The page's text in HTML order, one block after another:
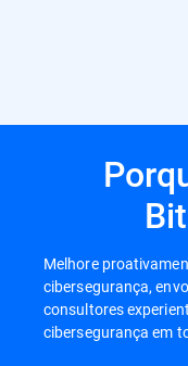
Melhore
cibersegurança,
consultores
cibersegurança em